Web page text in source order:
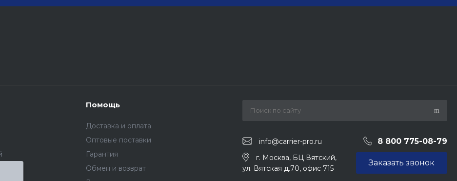
Помощь
Доставка и оплата
Оптовые поставки
Гарантия
Обмен и возврат
info@carrier-pro.ru 8 800 775-08-79
г. Москва, БЦ Вятский,
ул. Вятская д.70, офис 715
Заказать звонок